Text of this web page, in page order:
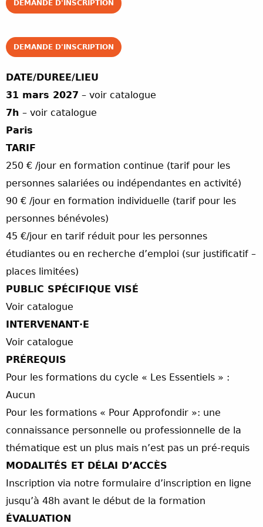
DEMANDE D'INSCRIPTION
DEMANDE D'INSCRIPTION
DATE/DUREE/LIEU
31 mars 2027 – voir catalogue
7h – voir catalogue
Paris
TARIF
250 € /jour en formation continue (tarif pour les
personnes salariées ou indépendantes en activité)
90 € /jour en formation individuelle (tarif pour les
personnes bénévoles)
45 €/jour en tarif réduit pour les personnes
étudiantes ou en recherche d’emploi (sur justificatif –
places limitées)
PUBLIC SPÉCIFIQUE VISÉ
Voir catalogue
INTERVENANT·E
Voir catalogue
PRÉREQUIS
Pour les formations du cycle « Les Essentiels » :
Aucun
Pour les formations « Pour Approfondir »: une
connaissance personnelle ou professionnelle de la
thématique est un plus mais n’est pas un pré-requis
MODALITÉS ET DÉLAI D’ACCÈS
Inscription via notre formulaire d’inscription en ligne
jusqu’à 48h avant le début de la formation
ÉVALUATION